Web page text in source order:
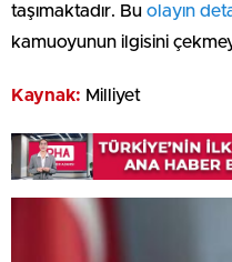
taşımaktadır. Bu olayın
kamuoyunun ilgisini
Kaynak: Milliyet